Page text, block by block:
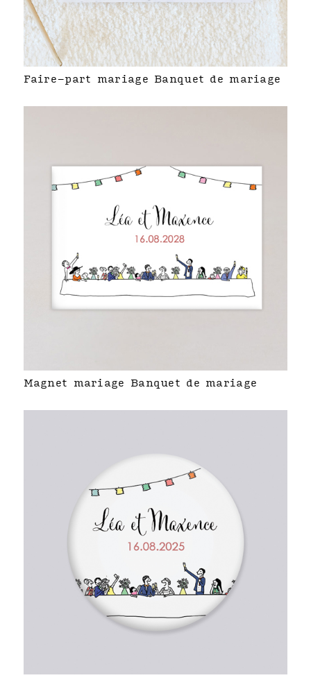
Faire-part mariage Banquet de mariage
Magnet mariage Banquet de mariage